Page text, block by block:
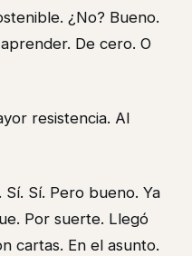
¿No? Bueno.
De cero. O
resistencia. Al
Sí. Sí. Pero bueno. Ya
Por suerte. Llegó
cartas. En el asunto.